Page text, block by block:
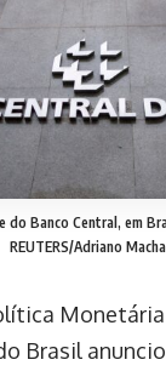
do Banco Central, em
REUTERS/Adriano
Monetária
Brasil